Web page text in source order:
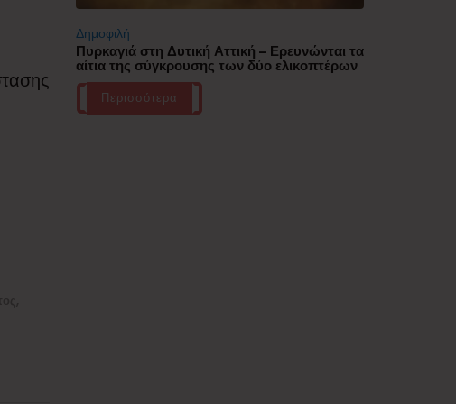
Δημοφιλή
Πυρκαγιά στη Δυτική Αττική – Ερευνώνται τα
αίτια της σύγκρουσης των δύο ελικοπτέρων
Περισσότερα